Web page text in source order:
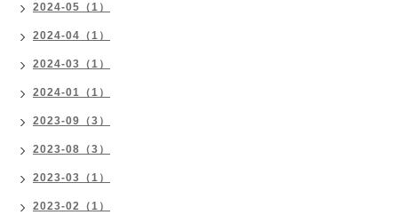
2024-05（1）
2024-04（1）
2024-03（1）
2024-01（1）
2023-09（3）
2023-08（3）
2023-03（1）
2023-02（1）